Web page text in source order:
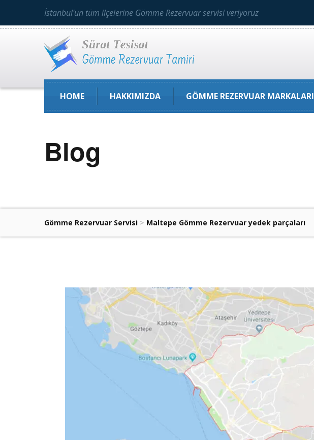
İstanbul'un tüm ilçelerine Gömme Rezervuar servisi veriyoruz
HOME HAKKIMIZDA GÖMME REZERVUAR MARKALARI
Blog
Gömme Rezervuar Servisi > Maltepe Gömme Rezervuar yedek parçaları